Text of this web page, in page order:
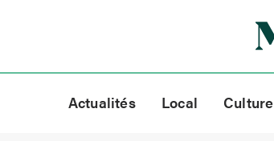
Actualités Local Culture